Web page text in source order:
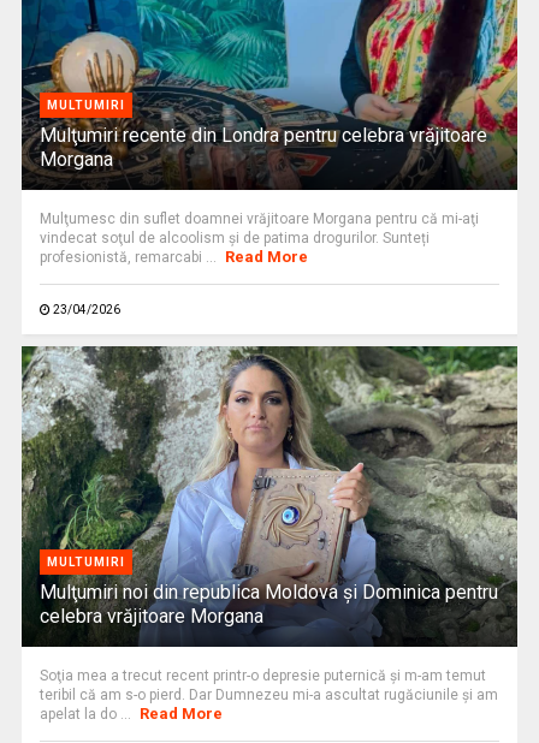
MULTUMIRI
Mulţumiri recente din Londra pentru celebra vrăjitoare
Morgana
Mulţumesc din suflet doamnei vrăjitoare Morgana pentru că mi-aţi
vindecat soţul de alcoolism şi de patima drogurilor. Sunteți
profesionistă, remarcabi ...
Read More
23/04/2026
MULTUMIRI
Mulţumiri noi din republica Moldova și Dominica pentru
celebra vrăjitoare Morgana
Soţia mea a trecut recent printr-o depresie puternică şi m-am temut
teribil că am s-o pierd. Dar Dumnezeu mi-a ascultat rugăciunile şi am
apelat la do ...
Read More